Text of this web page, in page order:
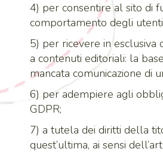
4) per consentire al sito di
comportamento degli
5) per ricevere in esclusiva
a contenuti editoriali: la
mancata comunicazione di
6) per adempiere agli
GDPR;
7) a tutela dei diritti della
quest’ultima, ai sensi